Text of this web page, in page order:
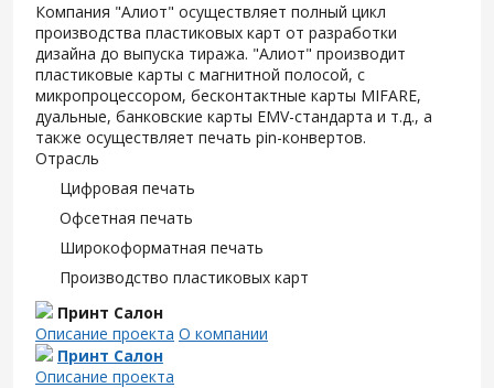
Компания "Алиот" осуществляет полный цикл
производства пластиковых карт от разработки
дизайна до выпуска тиража. "Алиот" производит
пластиковые карты с магнитной полосой, с
микропроцессором, бесконтактные карты MIFARE,
дуальные, банковские карты EMV-стандарта и т.д., а
также осуществляет печать pin-конвертов.
Отрасль
Цифровая печать
Офсетная печать
Широкоформатная печать
Производство пластиковых карт
Принт Салон
Описание проекта О компании
Принт Салон
Описание проекта